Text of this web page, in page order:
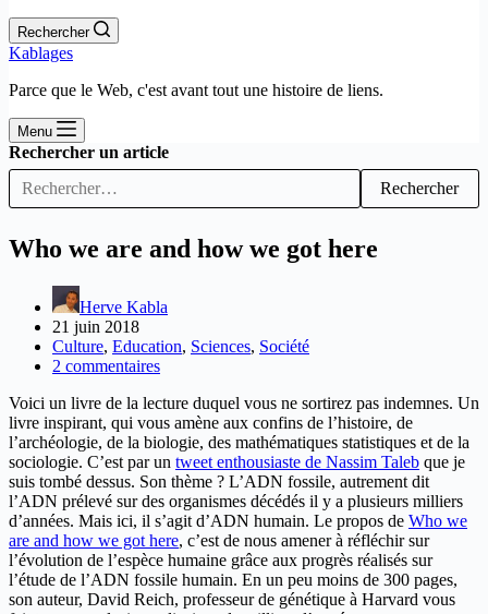
Rechercher
Kablages
Parce que le Web, c'est avant tout une histoire de liens.
Menu
Rechercher un article
Rechercher
Who we are and how we got here
Herve Kabla
21 juin 2018
Culture, Education, Sciences, Société
2 commentaires
Voici un livre de la lecture duquel vous ne sortirez pas indemnes. Un
livre inspirant, qui vous amène aux confins de l’histoire, de
l’archéologie, de la biologie, des mathématiques statistiques et de la
sociologie. C’est par un tweet enthousiaste de Nassim Taleb que je
suis tombé dessus. Son thème ? L’ADN fossile, autrement dit
l’ADN prélevé sur des organismes décédés il y a plusieurs milliers
d’années. Mais ici, il s’agit d’ADN humain. Le propos de Who we
are and how we got here, c’est de nous amener à réfléchir sur
l’évolution de l’espèce humaine grâce aux progrès réalisés sur
l’étude de l’ADN fossile humain. En un peu moins de 300 pages,
son auteur, David Reich, professeur de génétique à Harvard vous